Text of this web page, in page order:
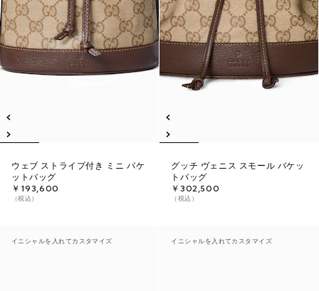
ウェブ ストライプ付き ミニ バケ
ットバッグ
￥193,600
（税込）
グッチ ヴェニス スモール バケッ
トバッグ
￥302,500
（税込）
イニシャルを入れてカスタマイズ イニシャルを入れてカスタマイズ